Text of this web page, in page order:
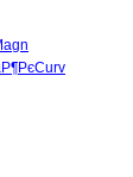
Curv